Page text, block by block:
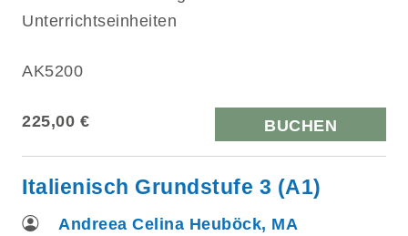
Unterrichtseinheiten
AK5200
225,00 € BUCHEN
Italienisch Grundstufe 3 (A1)
Andreea Celina Heuböck, MA